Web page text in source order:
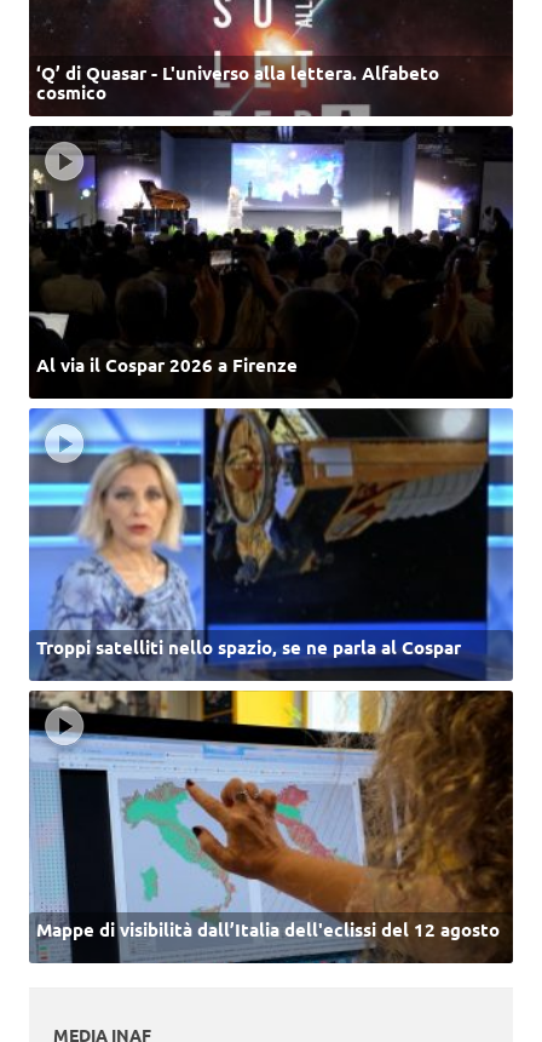
‘Q’ di Quasar - L'universo alla lettera. Alfabeto
cosmico
Al via il Cospar 2026 a Firenze
Troppi satelliti nello spazio, se ne parla al Cospar
Mappe di visibilità dall’Italia dell'eclissi del 12 agosto
MEDIA INAF